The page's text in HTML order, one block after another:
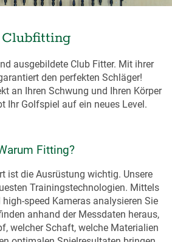
Clubfitting
ausgebildete Club Fitter. Mit ihrer
den perfekten Schläger!
an Ihren Schwung und Ihren Körper
Ihr Golfspiel auf ein neues Level.
Fitting?
ist die Ausrüstung wichtig. Unsere
Trainingstechnologien. Mittels
speed Kameras analysieren Sie
anhand der Messdaten heraus,
welcher Schaft, welche Materialien